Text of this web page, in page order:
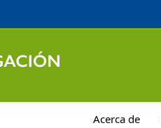
Acerca de